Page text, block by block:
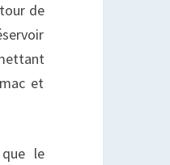
de
et
le